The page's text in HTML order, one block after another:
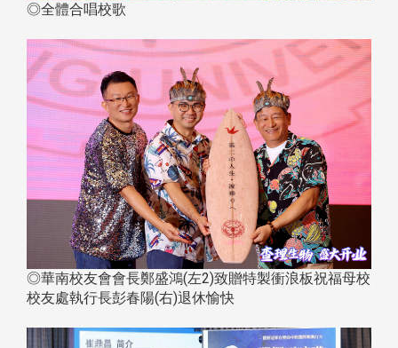
◎全體合唱校歌
◎華南校友會會長鄭盛鴻(左2)致贈特製衝浪板祝福母校
校友處執行長彭春陽(右)退休愉快